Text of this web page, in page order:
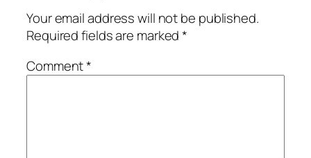
Your email address will not be published.
Required fields are marked*
Comment*